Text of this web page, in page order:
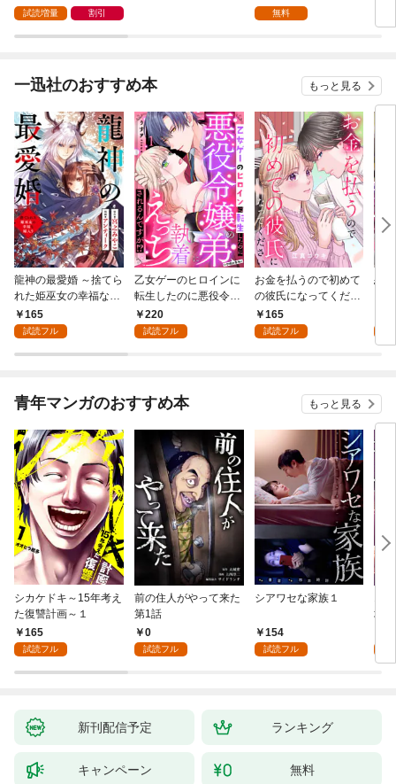
女たちとパーティーを
双する 1巻
試読増量 割引
たオッサン冒険者、今
無料
更
一迅社のおすすめ本 もっと見る
龍神の最愛婚 ～捨てら
れた姫巫女の幸福な嫁
入り～: 1
165
試読フル
乙女ゲーのヒロインに
転生したのに悪役令嬢
の弟（攻略対象外）に
執着えっちされるんで
220
試読フル
お金を払うので初めて
の彼氏になってくださ
い: 1
165
試読フル
恋
青年マンガのおすすめ本 もっと見る
シカケドキ～15年考え
た復讐計画～１
165
試読フル
前の住人がやって来た
第1話
0
試読フル
シアワセな家族１
154
試読フル
地
新刊配信予定 ランキング
キャンペーン 無料